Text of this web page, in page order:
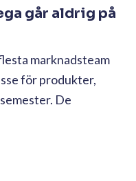
går aldrig på
marknadsteam
för produkter,
De